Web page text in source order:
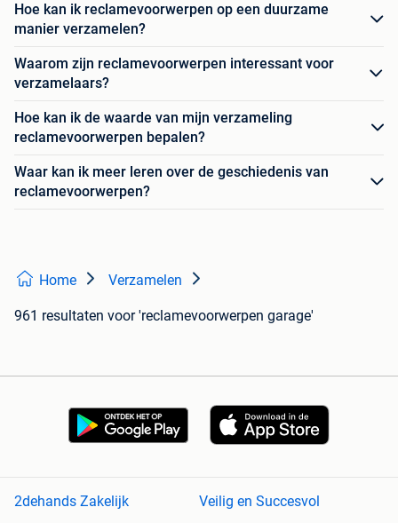
Hoe kan ik reclamevoorwerpen op een duurzame
manier verzamelen?
Waarom zijn reclamevoorwerpen interessant voor
verzamelaars?
Hoe kan ik de waarde van mijn verzameling
reclamevoorwerpen bepalen?
Waar kan ik meer leren over de geschiedenis van
reclamevoorwerpen?
Home Verzamelen
961 resultaten voor 'reclamevoorwerpen garage'
2dehands Zakelijk Veilig en Succesvol